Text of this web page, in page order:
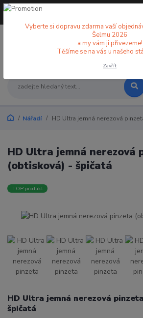
+420 773 998 582
Nářadí HD Ultra jemná nerezová
HD Ultra jemná nerezová
(obtisková) - špičatá
TOP produkt
HD Ultra jemná nerezová
špičatá
Vyberte si dopravu zdarma vaší
Šelmu 2026
a my vám ji přivezeme!
Těšíme se na vás u našeho
Zavřít